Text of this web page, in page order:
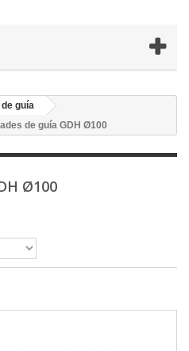
guía
de guía GDH Ø100
Ø100